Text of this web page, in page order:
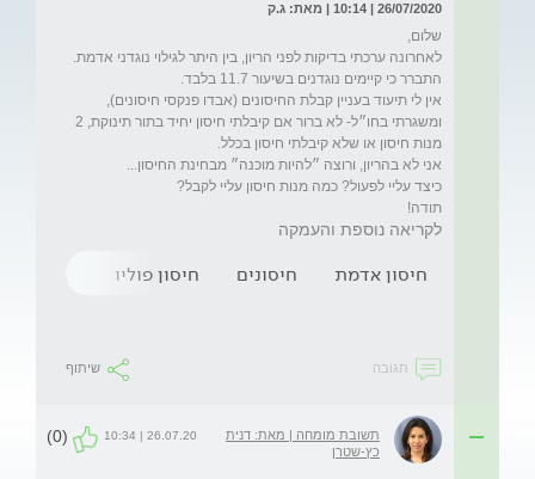
26/07/2020 | 10:14 | מאת: ג.ק
אין לי תיעוד בעניין קבלת החיסונים (אבדו פנקסי חיסונים),
תודה!
לקריאה נוספת והעמקה
חיסון אדמת חיסונים חיסון פוליו
תגובה שיתוף
תשובת מומחה | מאת: דנית
כץ-שטרן
26.07.20 | 10:34
(0)